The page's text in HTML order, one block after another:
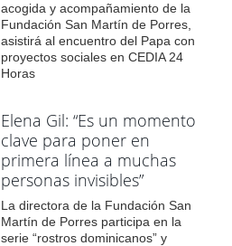
acogida y acompañamiento de la
Fundación San Martín de Porres,
asistirá al encuentro del Papa con
proyectos sociales en CEDIA 24
Horas
Elena Gil: “Es un momento
clave para poner en
primera línea a muchas
personas invisibles”
La directora de la Fundación San
Martín de Porres participa en la
serie “rostros dominicanos” y